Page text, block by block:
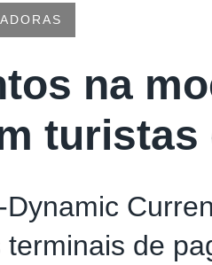
na
turistas
de